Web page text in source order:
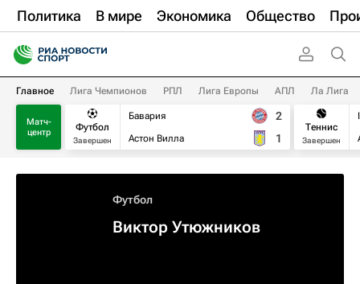
Политика В мире Экономика Общество
Главное Лига Чемпионов РПЛ Лига Европы АПЛ Ла Лига
Матч-
центр
Футбол
Завершен
Бавария
Астон Вилла
2
1
Теннис
Завершен
Футбол
Виктор Утюжников